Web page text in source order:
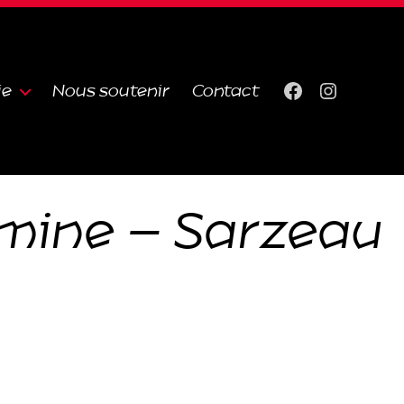
Nous soutenir Contact Facebook
– Sarzeau